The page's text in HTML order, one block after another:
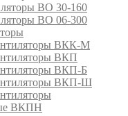
ВО 30-160
ВО 06-300
ВКК-М
ВКП
ВКП-Б
ВКП-Ш
ВКПН